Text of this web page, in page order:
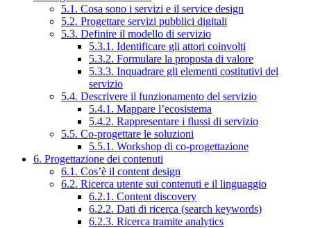
5.1. Cosa sono i servizi e il service design
5.2. Progettare servizi pubblici digitali
5.3. Definire il modello di servizio
5.3.1. Identificare gli attori coinvolti
5.3.2. Formulare la proposta di valore
5.3.3. Inquadrare gli elementi costitutivi del
servizio
5.4. Descrivere il funzionamento del servizio
5.4.1. Mappare l’ecosistema
5.4.2. Rappresentare i flussi di servizio
5.5. Co-progettare le soluzioni
5.5.1. Workshop di co-progettazione
6. Progettazione dei contenuti
6.1. Cos’è il content design
6.2. Ricerca utente sui contenuti e il linguaggio
6.2.1. Content discovery
6.2.2. Dati di ricerca (search keywords)
6.2.3. Ricerca tramite analytics